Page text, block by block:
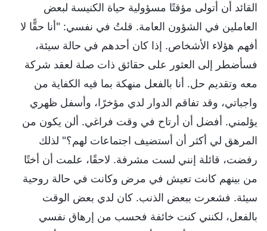
القائد أن أتولى مؤقتًا مسؤولية حياة الكنيسة لبعض
العاملين في الشؤون العامة. قلتُ في نفسي: "أنا حقًّا لا
أفهم هؤلاء الأشخاص. إذا كان أحدهم في حالة سيئة،
فسأضطر إلى العثور على حقائق ذات صلة لعقد شركة
معه وتقديم حل. أنا بالفعل منهكة بما فيه الكفاية من
واجباتي، وقد تفاقم الدوار لدي مؤخرًا، وأسفل ظهري
يؤلمني. أفضل أن أرتاح في وقت فراغي. ألن يكون من
المرهق لي أكثر أن أستضيف اجتماعات لهم؟" لذلك
رفضت، قائلة إنني لست مشرفة. لاحقًا، علمت أن أختًا
من بينهم كانت تعيش في مرض وكانت في حالة روحية
سيئة. فشعرت ببعض الذنب. كان لدي بعض الوقت
بالفعل، لكنني كنت خائفة فحسب من إرهاق نفسي